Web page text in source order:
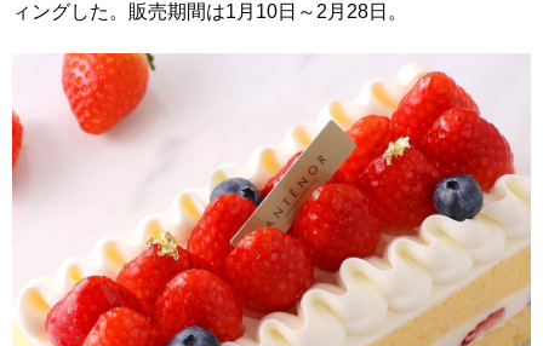
ィングした。販売期間は1月10日～2月28日。